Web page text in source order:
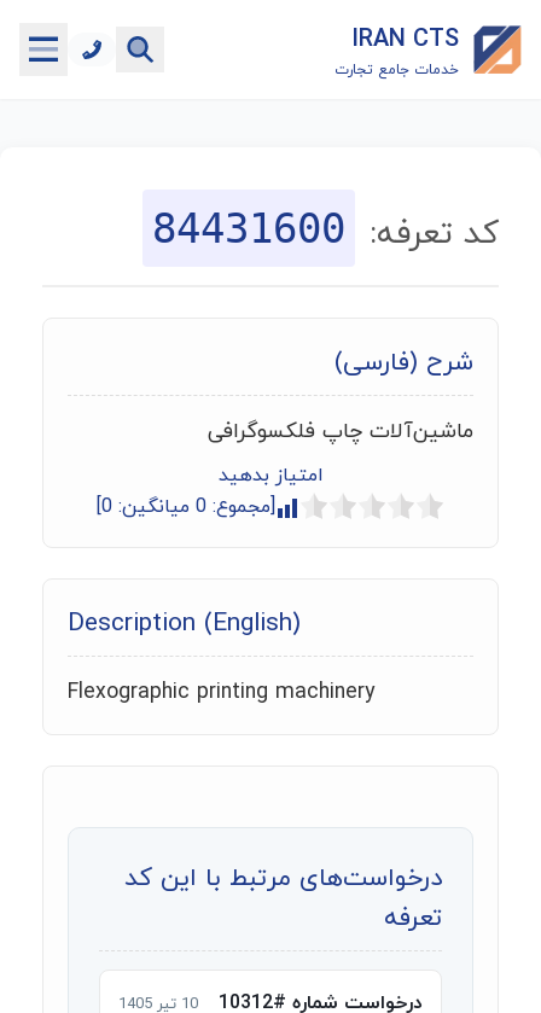
IRAN CTS
خدمات جامع تجارت
جستجوگر تعرفه گمرکی
ماشین حساب گمرکی
کد تعرفه: 84431600
شرح (فارسی)
ماشین‌آلات چاپ فلکسوگرافی
امتیاز بدهید
[مجموع: 0 میانگین: 0
]
Description (English)
Flexographic printing machinery
درخواست‌های مرتبط با این کد
تعرفه
درخواست شماره #10312 10 تیر 1405